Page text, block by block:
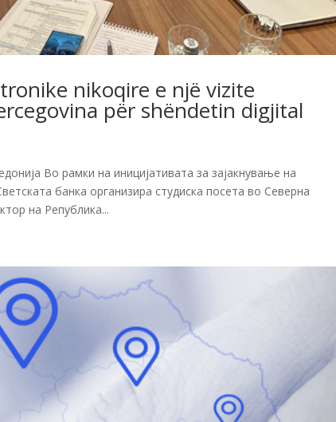
nikoqire e një vizite
për shëndetin digjital
Во рамки на иницијативата за зајакнување на
банка организира студиска посета во Северна
на Република...